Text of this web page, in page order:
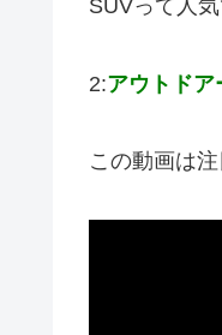
SUVって人
2:アウトドア
この動画は注